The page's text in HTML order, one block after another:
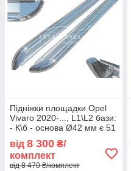
Підніжки площадки Opel
Vivaro 2020-..., L1\L2 бази:
- К\б - основа Ø42 мм є 51
та 60 мм
від 8 300 ₴/
комплект
від 8 470 ₴/комплект